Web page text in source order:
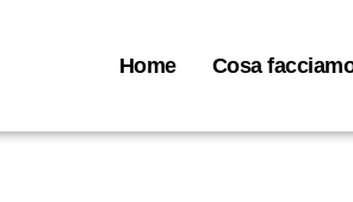
Home Cosa